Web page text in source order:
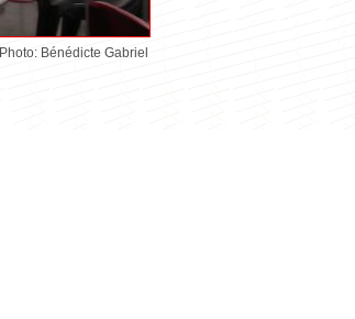
Photo: Bénédicte Gabriel